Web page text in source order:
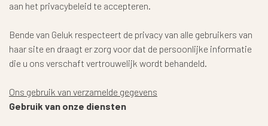
aan het privacybeleid te accepteren.
Bende van Geluk respecteert de privacy van alle gebruikers van
haar site en draagt er zorg voor dat de persoonlijke informatie
die u ons verschaft vertrouwelijk wordt behandeld.
Ons gebruik van verzamelde gegevens
Gebruik van onze diensten